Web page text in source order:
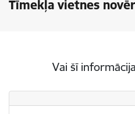
Tīmekļa vietnes
Vai šī
Vai šī informācija bija